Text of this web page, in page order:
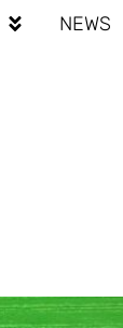
NEWS